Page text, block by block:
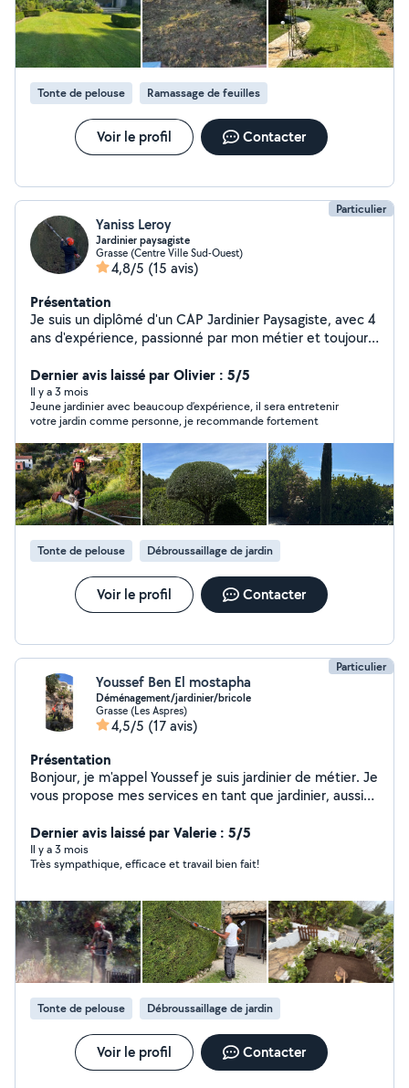
Tonte de pelouse Ramassage de feuilles
Voir le profil Contacter
Particulier
Yaniss Leroy
Jardinier paysagiste
Grasse (Centre Ville Sud-Ouest)
4,8/5 (15 avis)
Présentation
Je suis un diplômé d'un CAP Jardinier Paysagiste, avec 4
ans d'expérience, passionné par mon métier et toujours
je suis prêt à intervenir rapidement pour embellir vos
espaces extérieurs. Ce qui me distingue, c'est mon
souci du détail et ma volonté d'apporter des solutions
adaptées à vos besoins. Je m'engage à transformer
votre jardin en un espace où il fait bon vivre. Contactez-
moi pour discuter de votre projet, et laissez-moi vous
surprendre par mon expertise. Pour voir mon travail allez
ici: Facebook:Leroy Du Jardin
Instagram:LeroyDuJardin06 TikTok:leroydujardin06 voilà
c'était juste quelques infos merci !
Dernier avis laissé par Olivier : 5/5
Il y a 3 mois
Jeune jardinier avec beaucoup d’expérience, il sera entretenir
votre jardin comme personne, je recommande fortement
Tonte de pelouse Débroussaillage de jardin
Voir le profil Contacter
Particulier
Youssef Ben El mostapha
Déménagement/jardinier/bricole
Grasse (Les Aspres)
4,5/5 (17 avis)
Présentation
Bonjour, je m'appel Youssef je suis jardinier de métier. Je
vous propose mes services en tant que jardinier, aussi
carrelage, montage de meuble, peinture
Dernier avis laissé par Valerie : 5/5
Il y a 3 mois
Très sympathique, efficace et travail bien fait!
Tonte de pelouse Débroussaillage de jardin
Voir le profil Contacter